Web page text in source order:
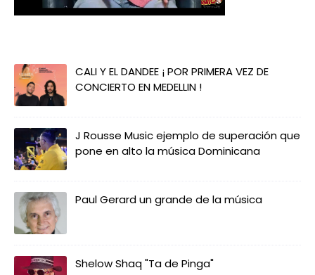
CALI Y EL DANDEE ¡ POR PRIMERA VEZ DE
CONCIERTO EN MEDELLIN !
J Rousse Music ejemplo de superación que
pone en alto la música Dominicana
Paul Gerard un grande de la música
Shelow Shaq "Ta de Pinga"